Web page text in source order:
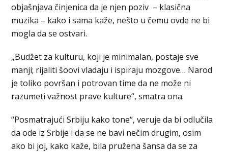
objašnjava činjenica da je njen poziv – klasična
muzika – kako i sama kaže, nešto u čemu ovde ne bi
mogla da se ostvari.
„Budžet za kulturu, koji je minimalan, postaje sve
manji; rijaliti šoovi vladaju i ispiraju mozgove… Narod
je toliko površan i potrovan time da ne može ni
razumeti važnost prave kulture“, smatra ona.
“Posmatrajući Srbiju kako tone“, veruje da bi odlučila
da ode iz Srbije i da se ne bavi nečim drugim, osim
ako bi joj, kako kaže, bila pružena šansa da se za